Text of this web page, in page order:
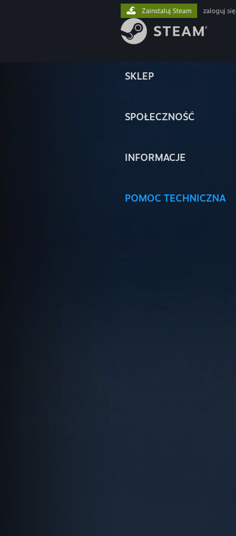
SKLEP
SPOŁECZNOŚĆ
INFORMACJE
POMOC TECHNICZNA
Zainstaluj Steam zaloguj się